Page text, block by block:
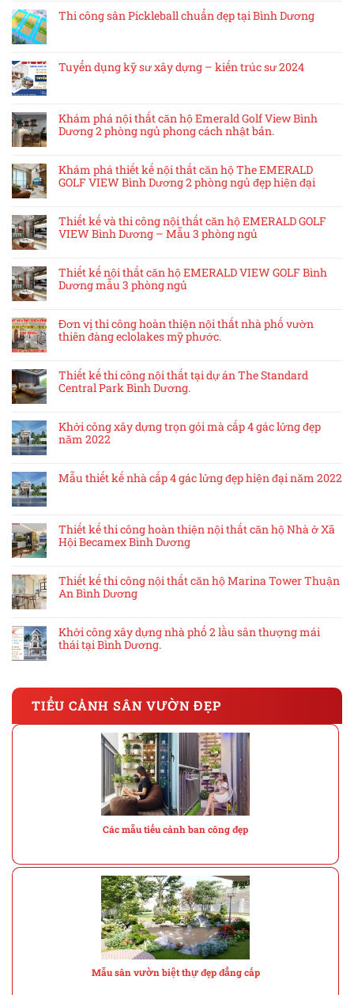
Thi công sân Pickleball chuẩn đẹp tại Bình Dương
Tuyển dụng kỹ sư xây dựng – kiến trúc sư 2024
Khám phá nội thất căn hộ Emerald Golf View Bình
Dương 2 phòng ngủ phong cách nhật bản.
Khám phá thiết kế nội thất căn hộ The EMERALD
GOLF VIEW Bình Dương 2 phòng ngủ đẹp hiện đại
Thiết kế và thi công nội thất căn hộ EMERALD GOLF
VIEW Bình Dương – Mẫu 3 phòng ngủ
Thiết kế nội thất căn hộ EMERALD VIEW GOLF Bình
Dương mẫu 3 phòng ngủ
Đơn vị thi công hoàn thiện nội thất nhà phố vườn
thiên đàng eclolakes mỹ phước.
Thiết kế thi công nội thất tại dự án The Standard
Central Park Bình Dương.
Khởi công xây dựng trọn gói mà cấp 4 gác lửng đẹp
năm 2022
Mẫu thiết kế nhà cấp 4 gác lửng đẹp hiện đại năm 2022
Thiết kế thi công hoàn thiện nội thất căn hộ Nhà ở Xã
Hội Becamex Bình Dương
Thiết kế thi công nội thất căn hộ Marina Tower Thuận
An Bình Dương
Khởi công xây dựng nhà phố 2 lầu sân thượng mái
thái tại Bình Dương.
TIỂU CẢNH SÂN VƯỜN ĐẸP
Các mẫu tiểu cảnh ban công đẹp
Mẫu sân vườn biệt thự đẹp đẳng cấp